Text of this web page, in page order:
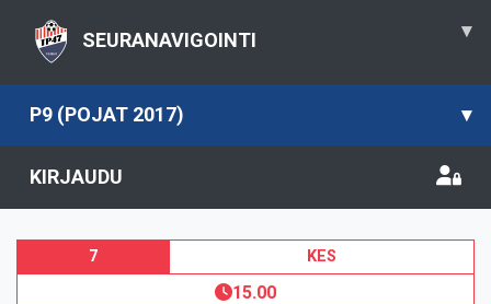
SEURANAVIGOINTI ▾
P9 (POJAT 2017) ▾
KIRJAUDU
7 KES
15.00